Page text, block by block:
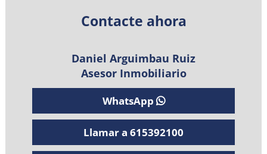
Contacte ahora
Daniel Arguimbau Ruiz
Asesor Inmobiliario
WhatsApp
615392100
Llamar a 615392100
615392100